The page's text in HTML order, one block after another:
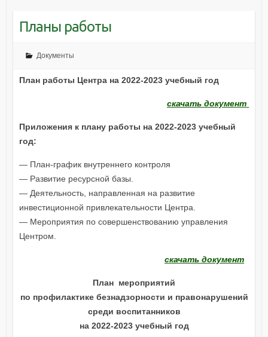
Планы работы
Документы
План работы Центра на 2022-2023 учебный год
скачать документ
Приложения к плану работы на 2022-2023 учебный
год:
— План-график внутреннего контроля
— Развитие ресурсной базы.
— Деятельность, направленная на развитие
инвестиционной привлекательности Центра.
— Мероприятия по совершенствованию управления
Центром.
скачать документ
План мероприятий
по профилактике безнадзорности и правонарушений
среди воспитанников
на 2022-2023 учебный год